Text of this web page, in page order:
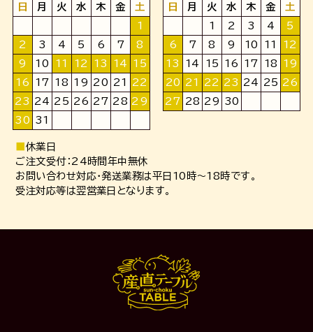
日 月 火 水 木 金
土
1
2
3 4 5 6 7
8
9
10 11 12 13 14
15
16
17 18 19 20 21
22
23 24 25 26 27 28 29
30 31
日 月 火 水 木 金
土
1
2 3 4
5
6
7 8 9 10 11
12
13
14 15 16 17 18
19
20 21 22 23 24 25 26
27 28 29 30
休業日
ご注文受付：24時間年中無休
お問い合わせ対応・発送業務は平日10時～18時です。
受注対応等は翌営業日となります。